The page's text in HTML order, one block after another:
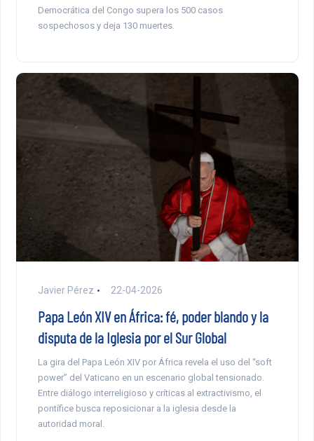
Democrática del Congo supera los 500 casos
sospechosos y deja 130 muertes.
Javier Pérez 22-04-2026
Papa León XIV en África: fé, poder blando y la
disputa de la Iglesia por el Sur Global
La gira del Papa León XIV por África revela el uso del “soft
power” del Vaticano en un escenario global tensionado.
Entre diálogo interreligioso y críticas al extractivismo, el
pontífice busca reposicionar a la iglesia desde la
autoridad moral.